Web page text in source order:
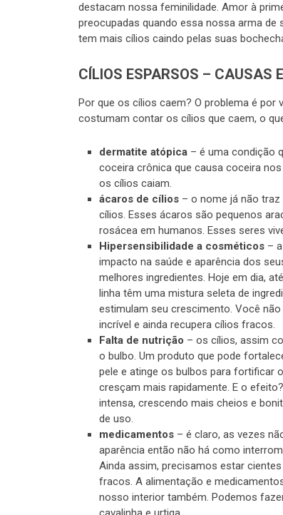
destacam nossa feminilidade. Amor à
preocupadas quando essa nossa arma
tem mais cílios caindo pelas suas
CÍLIOS ESPARSOS – CAUSAS
Por que os cílios caem? O problema é por
costumam contar os cílios que caem, o
dermatite atópica– é uma condição
coceira crônica que causa coceira
os cílios caiam.
ácaros de cílios– o nome já não traz
cílios. Esses ácaros são pequenos
rosácea em humanos. Esses seres
Hipersensibilidade a cosméticos– a
impacto na saúde e aparência dos
melhores ingredientes. Hoje em dia,
linha têm uma mistura seleta de
estimulam seu crescimento. Você
incrível e ainda recupera cílios fracos.
Falta de nutrição – os cílios, assim
o bulbo. Um produto que pode
pele e atinge os bulbos para fortificar
cresçam mais rapidamente. E o
intensa, crescendo mais cheios e
de uso.
medicamentos– é claro, as vezes
aparência então não há como
Ainda assim, precisamos estar
fracos. A alimentação e
nosso interior também. Podemos